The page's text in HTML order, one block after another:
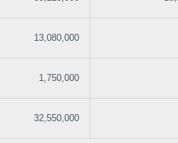
13,080,000
1,750,000
32,550,000